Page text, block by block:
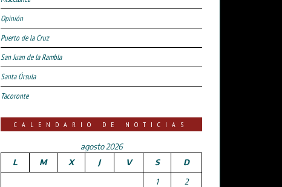
Opinión
Puerto de la Cruz
San Juan de la Rambla
Santa Úrsula
Tacoronte
CALENDARIO DE NOTICIAS
agosto 2026
L
M X J V S
D
1
2